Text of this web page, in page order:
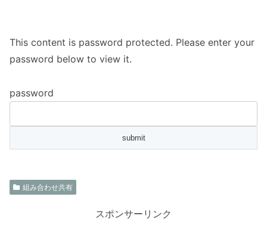
This content is password protected. Please enter your
password below to view it.
password
組み合わせ共有
スポンサーリンク